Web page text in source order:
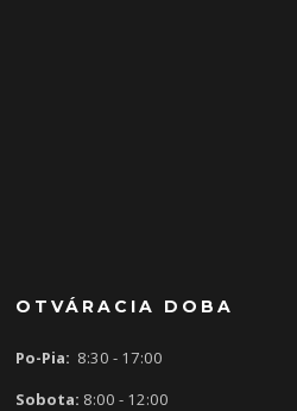
OTVÁRACIA DOBA
Po-Pia: 8:30 - 17:00
Sobota: 8:00 - 12:00